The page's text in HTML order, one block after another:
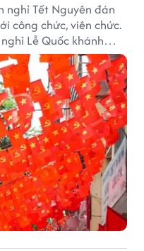
nghỉ Tết Nguyên đán
công chức, viên chức.
Lễ Quốc khánh